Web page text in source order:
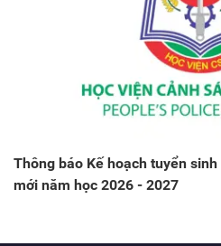
Thông báo Kế hoạch tuyển
mới năm học 2026 - 2027